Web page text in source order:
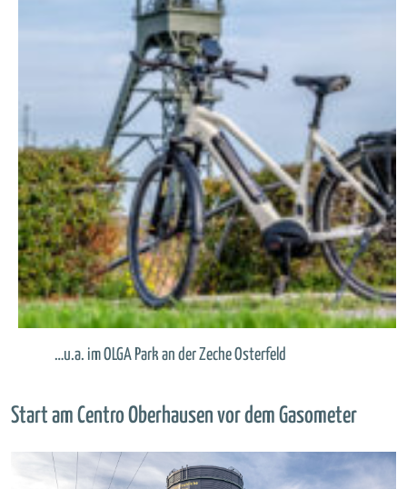
…u.a. im OLGA Park an der Zeche Osterfeld
Start am Centro Oberhausen vor dem Gasometer